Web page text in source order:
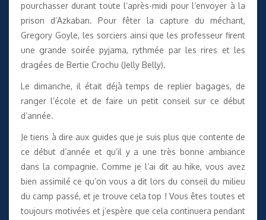
pourchasser durant toute l’après-midi pour l’envoyer à la
prison d’Azkaban. Pour fêter la capture du méchant,
Gregory Goyle, les sorciers ainsi que les professeur firent
une grande soirée pyjama, rythmée par les rires et les
dragées de Bertie Crochu (Jelly Belly).
Le dimanche, il était déjà temps de replier bagages, de
ranger l’école et de faire un petit conseil sur ce début
d’année.
Je tiens à dire aux guides que je suis plus que contente de
ce début d’année et qu’il y a une très bonne ambiance
dans la compagnie. Comme je l’ai dit au hike, vous avez
bien assimilé ce qu’on vous a dit lors du conseil du milieu
du camp passé, et je trouve cela top ! Vous êtes toutes et
toujours motivées et j’espère que cela continuera pendant